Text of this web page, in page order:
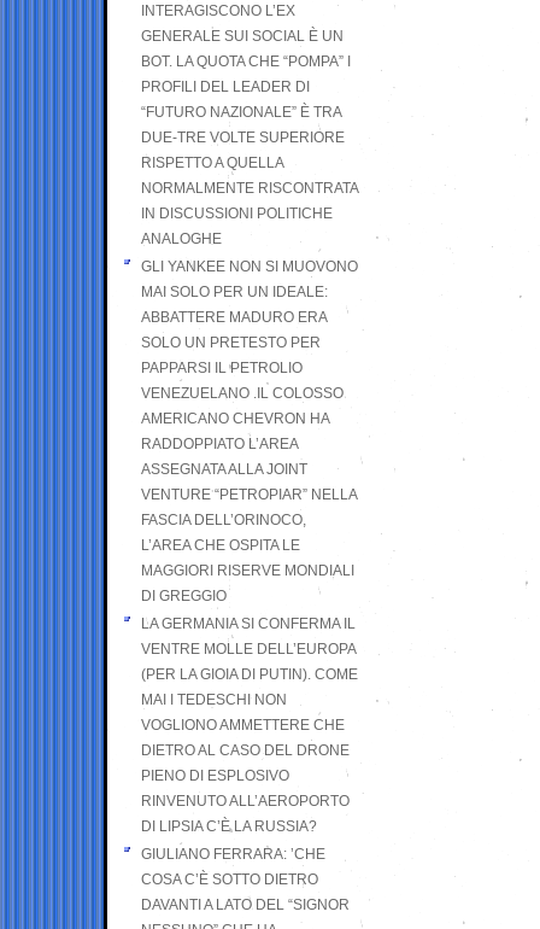
INTERAGISCONO L’EX
GENERALE SUI SOCIAL È UN
BOT. LA QUOTA CHE “POMPA” I
PROFILI DEL LEADER DI
“FUTURO NAZIONALE” È TRA
DUE-TRE VOLTE SUPERIORE
RISPETTO A QUELLA
NORMALMENTE RISCONTRATA
IN DISCUSSIONI POLITICHE
ANALOGHE
GLI YANKEE NON SI MUOVONO
MAI SOLO PER UN IDEALE:
ABBATTERE MADURO ERA
SOLO UN PRETESTO PER
PAPPARSI IL PETROLIO
VENEZUELANO .IL COLOSSO
AMERICANO CHEVRON HA
RADDOPPIATO L’AREA
ASSEGNATA ALLA JOINT
VENTURE “PETROPIAR” NELLA
FASCIA DELL’ORINOCO,
L’AREA CHE OSPITA LE
MAGGIORI RISERVE MONDIALI
DI GREGGIO
LA GERMANIA SI CONFERMA IL
VENTRE MOLLE DELL’EUROPA
(PER LA GIOIA DI PUTIN). COME
MAI I TEDESCHI NON
VOGLIONO AMMETTERE CHE
DIETRO AL CASO DEL DRONE
PIENO DI ESPLOSIVO
RINVENUTO ALL’AEROPORTO
DI LIPSIA C’È LA RUSSIA?
GIULIANO FERRARA: ’CHE
COSA C’È SOTTO DIETRO
DAVANTI A LATO DEL “SIGNOR